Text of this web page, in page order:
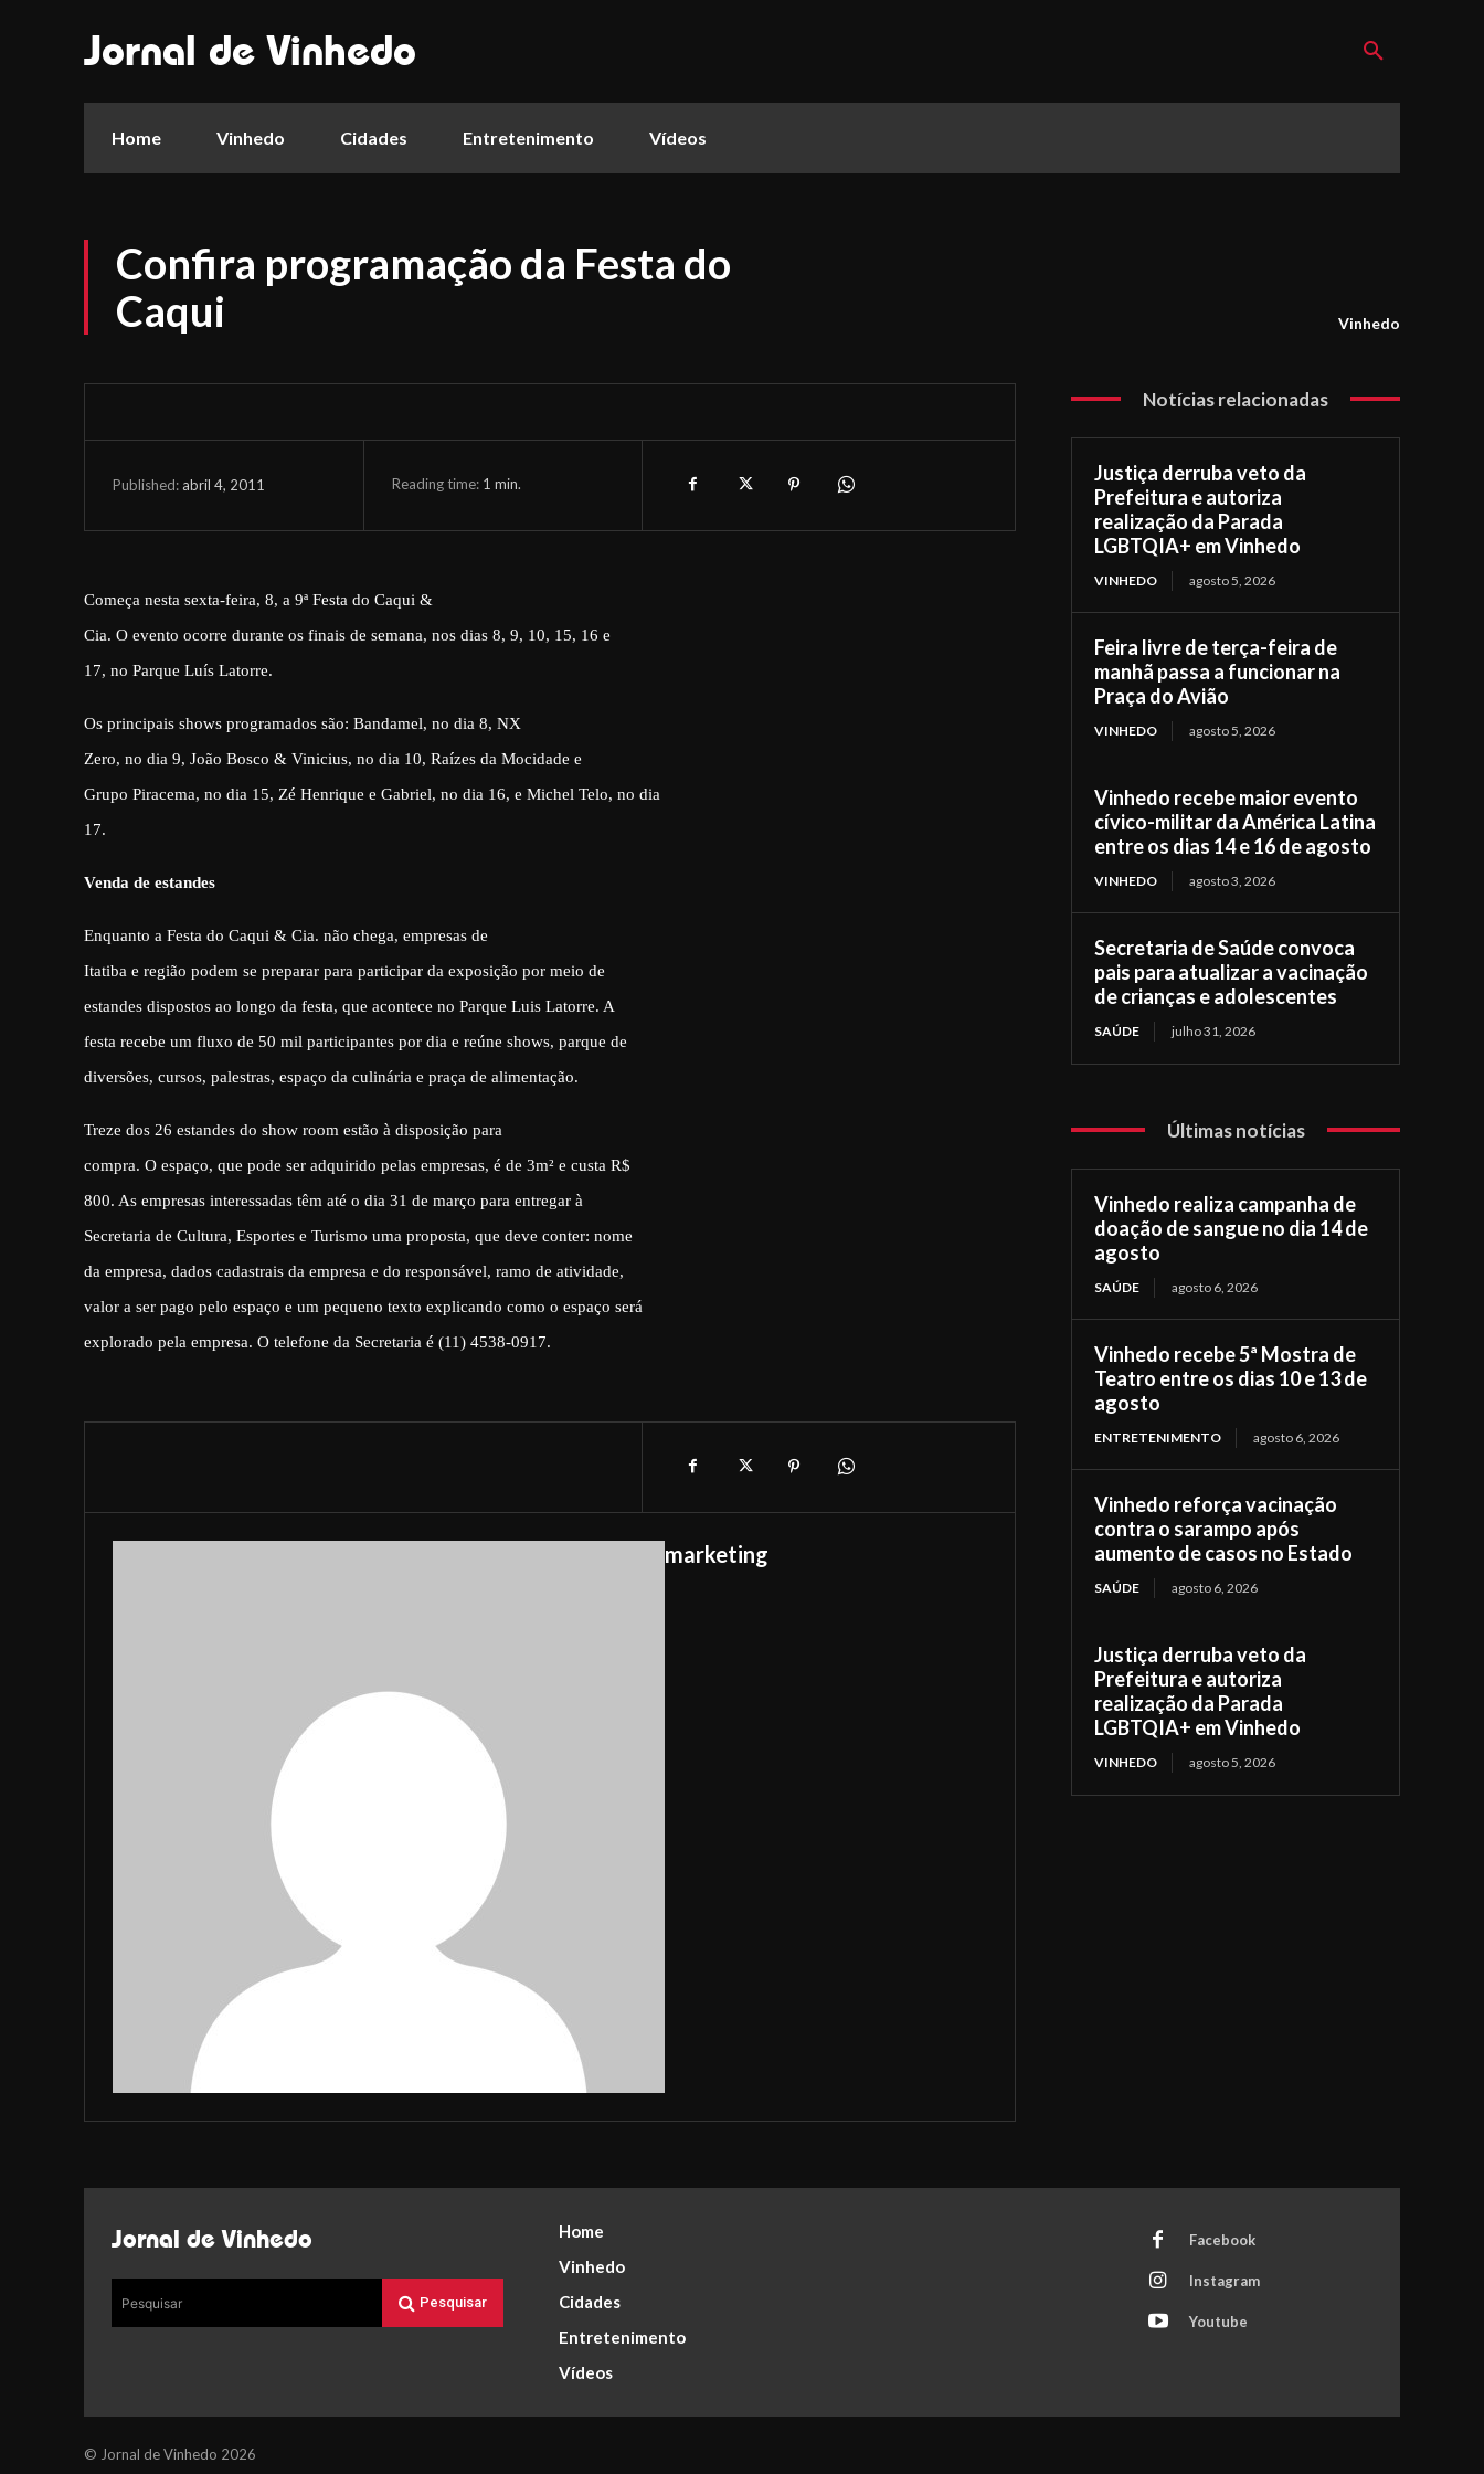
Jornal de Vinhedo
Home Vinhedo Cidades Entretenimento Vídeos
Confira programação da Festa do
Caqui
Vinhedo
Published: abril 4, 2011 Reading time: 1 min.
Começa nesta sexta-feira, 8, a 9ª Festa do Caqui &
Cia. O evento ocorre durante os finais de semana, nos dias 8, 9, 10, 15, 16 e
17, no Parque Luís Latorre.
Os principais shows programados são: Bandamel, no dia 8, NX
Zero, no dia 9, João Bosco & Vinicius, no dia 10, Raízes da Mocidade e
Grupo Piracema, no dia 15, Zé Henrique e Gabriel, no dia 16, e Michel Telo, no dia
17.
Venda de estandes
Enquanto a Festa do Caqui & Cia. não chega, empresas de
Itatiba e região podem se preparar para participar da exposição por meio de
estandes dispostos ao longo da festa, que acontece no Parque Luis Latorre. A
festa recebe um fluxo de 50 mil participantes por dia e reúne shows, parque de
diversões, cursos, palestras, espaço da culinária e praça de alimentação.
Treze dos 26 estandes do show room estão à disposição para
compra. O espaço, que pode ser adquirido pelas empresas, é de 3m² e custa R$
800. As empresas interessadas têm até o dia 31 de março para entregar à
Secretaria de Cultura, Esportes e Turismo uma proposta, que deve conter: nome
da empresa, dados cadastrais da empresa e do responsável, ramo de atividade,
valor a ser pago pelo espaço e um pequeno texto explicando como o espaço será
explorado pela empresa. O telefone da Secretaria é (11) 4538-0917.
marketing
Notícias relacionadas
Justiça derruba veto da
Prefeitura e autoriza
realização da Parada
LGBTQIA+ em Vinhedo
VINHEDO agosto 5, 2026
Feira livre de terça-feira de
manhã passa a funcionar na
Praça do Avião
VINHEDO agosto 5, 2026
Vinhedo recebe maior evento
cívico-militar da América Latina
entre os dias 14 e 16 de agosto
VINHEDO agosto 3, 2026
Secretaria de Saúde convoca
pais para atualizar a vacinação
de crianças e adolescentes
SAÚDE julho 31, 2026
Últimas notícias
Vinhedo realiza campanha de
doação de sangue no dia 14 de
agosto
SAÚDE agosto 6, 2026
Vinhedo recebe 5ª Mostra de
Teatro entre os dias 10 e 13 de
agosto
ENTRETENIMENTO agosto 6, 2026
Vinhedo reforça vacinação
contra o sarampo após
aumento de casos no Estado
SAÚDE agosto 6, 2026
Justiça derruba veto da
Prefeitura e autoriza
realização da Parada
LGBTQIA+ em Vinhedo
VINHEDO agosto 5, 2026
Jornal de Vinhedo
Pesquisar Pesquisar
Home
Vinhedo
Cidades
Entretenimento
Vídeos
Facebook
Instagram
Youtube
© Jornal de Vinhedo 2026